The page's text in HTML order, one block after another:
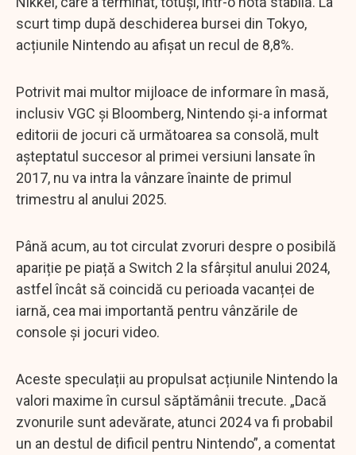
scurt timp după deschiderea bursei din Tokyo,
acțiunile Nintendo au afișat un recul de 8,8%.
Potrivit mai multor mijloace de informare în masă,
inclusiv VGC și Bloomberg, Nintendo și-a informat
editorii de jocuri că următoarea sa consolă, mult
așteptatul succesor al primei versiuni lansate în
2017, nu va intra la vânzare înainte de primul
trimestru al anului 2025.
Până acum, au tot circulat zvoruri despre o posibilă
apariție pe piață a Switch 2 la sfârșitul anului 2024,
astfel încât să coincidă cu perioada vacanței de
iarnă, cea mai importantă pentru vânzările de
console și jocuri video.
Aceste speculații au propulsat acțiunile Nintendo la
valori maxime în cursul săptămânii trecute. „Dacă
zvonurile sunt adevărate, atunci 2024 va fi probabil
un an destul de dificil pentru Nintendo”, a comentat